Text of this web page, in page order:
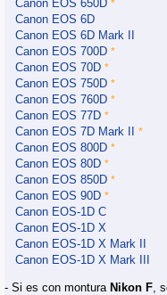
Canon EOS 650D *
Canon EOS 6D
Canon EOS 6D Mark II
Canon EOS 700D *
Canon EOS 70D *
Canon EOS 750D *
Canon EOS 760D *
Canon EOS 77D *
Canon EOS 7D Mark II *
Canon EOS 800D *
Canon EOS 80D *
Canon EOS 850D *
Canon EOS 90D *
Canon EOS-1D C
Canon EOS-1D X
Canon EOS-1D X Mark II
Canon EOS-1D X Mark III
- Si es con montura Nikon F,